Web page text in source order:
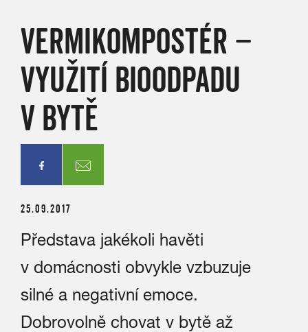
VERMIKOMPOSTÉR –
VYUŽITÍ BIOODPADU
V BYTĚ
25.09.2017
Představa jakékoli havěti
v domácnosti obvykle vzbuzuje
silné a negativní emoce.
Dobrovolně chovat v bytě až